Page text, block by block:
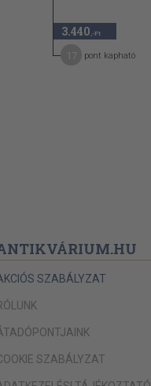
3.440 ,-Ft
pont kapható
SZABÁLYZAT
SZABÁLYZAT